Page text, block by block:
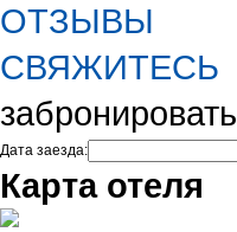
ОТЗЫВЫ
СВЯЖИТЕСЬ
забронировать
Дата заезда:
Карта отеля